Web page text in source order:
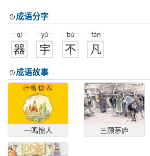
成语分字
qì
器
yǔ
宇
bù
不
fán
凡
成语故事
一鸣惊人 三顾茅庐